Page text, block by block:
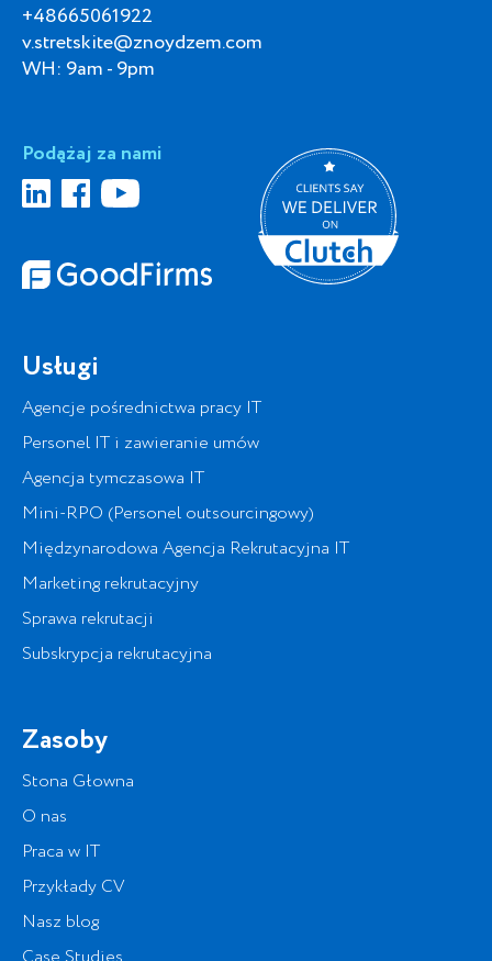
+48665061922
v.stretskite@znoydzem.com
WH: 9am - 9pm
Podążaj za nami
Usługi
Agencje pośrednictwa pracy IT
Personel IT i zawieranie umów
Agencja tymczasowa IT
Mini-RPO (Personel outsourcingowy)
Międzynarodowa Agencja Rekrutacyjna IT
Marketing rekrutacyjny
Sprawa rekrutacji
Subskrypcja rekrutacyjna
Zasoby
Stona Głowna
O nas
Praca w IT
Przykłady CV
Nasz blog